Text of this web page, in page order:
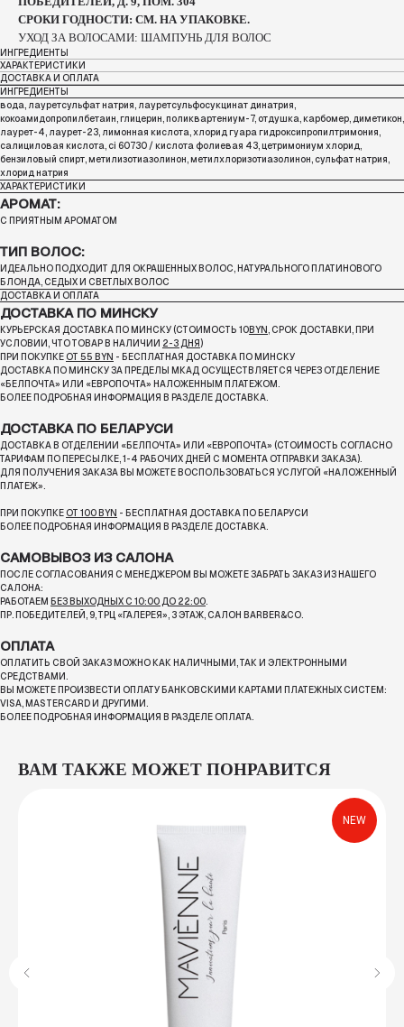
СРОКИ ГОДНОСТИ: СМ. НА УПАКОВКЕ.
УХОД ЗА ВОЛОСАМИ: ШАМПУНЬ ДЛЯ ВОЛОС
ИНГРЕДИЕНТЫ
ХАРАКТЕРИСТИКИ
ДОСТАВКА И ОПЛАТА
ИНГРЕДИЕНТЫ
вода, лауретсульфат натрия, лауретсульфосукцинат динатрия,
кокоамидопропилбетаин, глицерин, поликвартениум-7, отдушка, карбомер, диметикон,
лаурет-4, лаурет-23, лимонная кислота, хлорид гуара гидроксипропилтримония,
салициловая кислота, ci 60730 / кислота фолиевая 43, цетримониум хлорид,
бензиловый спирт, метилизотиазолинон, метилхлоризотиазолинон, сульфат натрия,
хлорид натрия
ХАРАКТЕРИСТИКИ
АРОМАТ:
С ПРИЯТНЫМ АРОМАТОМ
ТИП ВОЛОС:
ИДЕАЛЬНО ПОДХОДИТ ДЛЯ ОКРАШЕННЫХ ВОЛОС, НАТУРАЛЬНОГО ПЛАТИНОВОГО
БЛОНДА, СЕДЫХ И СВЕТЛЫХ ВОЛОС
ДОСТАВКА И ОПЛАТА
ДОСТАВКА ПО МИНСКУ
КУРЬЕРСКАЯ ДОСТАВКА ПО МИНСКУ (СТОИМОСТЬ 10BYN, СРОК ДОСТАВКИ, ПРИ
УСЛОВИИ, ЧТО ТОВАР В НАЛИЧИИ 2-3 ДНЯ )
ПРИ ПОКУПКЕ ОТ 55 BYN - БЕСПЛАТНАЯ ДОСТАВКА ПО МИНСКУ
ДОСТАВКА ПО МИНСКУ ЗА ПРЕДЕЛЫ МКАД ОСУЩЕСТВЛЯЕТСЯ ЧЕРЕЗ ОТДЕЛЕНИЕ
«БЕЛПОЧТА» ИЛИ «ЕВРОПОЧТА» НАЛОЖЕННЫМ ПЛАТЕЖОМ.
БОЛЕЕ ПОДРОБНАЯ ИНФОРМАЦИЯ В РАЗДЕЛЕ ДОСТАВКА.
ДОСТАВКА ПО БЕЛАРУСИ
ДОСТАВКА В ОТДЕЛЕНИИ «БЕЛПОЧТА» ИЛИ «ЕВРОПОЧТА» (СТОИМОСТЬ СОГЛАСНО
ТАРИФАМ ПО ПЕРЕСЫЛКЕ, 1-4 РАБОЧИХ ДНЕЙ С МОМЕНТА ОТПРАВКИ ЗАКАЗА).
ДЛЯ ПОЛУЧЕНИЯ ЗАКАЗА ВЫ МОЖЕТЕ ВОСПОЛЬЗОВАТЬСЯ УСЛУГОЙ «НАЛОЖЕННЫЙ
ПЛАТЕЖ».
ПРИ ПОКУПКЕ ОТ 100 BYN - БЕСПЛАТНАЯ ДОСТАВКА ПО БЕЛАРУСИ
БОЛЕЕ ПОДРОБНАЯ ИНФОРМАЦИЯ В РАЗДЕЛЕ ДОСТАВКА.
САМОВЫВОЗ ИЗ САЛОНА
ПОСЛЕ СОГЛАСОВАНИЯ С МЕНЕДЖЕРОМ ВЫ МОЖЕТЕ ЗАБРАТЬ ЗАКАЗ ИЗ НАШЕГО
САЛОНА:
РАБОТАЕМ БЕЗ ВЫХОДНЫХ С 10:00 ДО 22:00.
ПР. ПОБЕДИТЕЛЕЙ, 9, ТРЦ «ГАЛЕРЕЯ», 3 ЭТАЖ, САЛОН BARBER&CO.
ОПЛАТА
ОПЛАТИТЬ СВОЙ ЗАКАЗ МОЖНО КАК НАЛИЧНЫМИ, ТАК И ЭЛЕКТРОННЫМИ
СРЕДСТВАМИ.
ВЫ МОЖЕТЕ ПРОИЗВЕСТИ ОПЛАТУ БАНКОВСКИМИ КАРТАМИ ПЛАТЕЖНЫХ СИСТЕМ:
VISA, MASTERCARD И ДРУГИМИ.
БОЛЕЕ ПОДРОБНАЯ ИНФОРМАЦИЯ В РАЗДЕЛЕ ОПЛАТА.
ВАМ ТАКЖЕ МОЖЕТ ПОНРАВИТСЯ
NEW